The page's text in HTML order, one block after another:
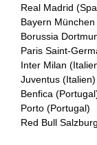
Real Madrid
Bayern
Borussia
Paris Saint-
Inter Milan
Juventus (Italien)
Benfica
Porto (Portugal)
Red Bull